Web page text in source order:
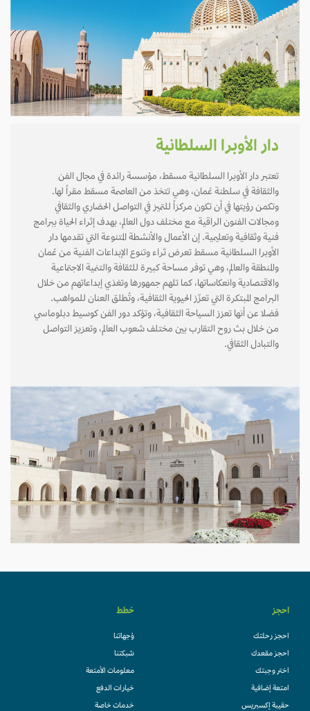
دار الأوبرا السلطانية
تعتبر دار الأوبرا السلطانية مسقط، مؤسسة رائدة في مجال الفن
والثقافة في سلطنة عُمان، وهي تتخذ من العاصمة مسقط مقراً لها.
وتكمن رؤيتها في أن تكون مركزاً للتميز في التواصل الحضاري والثقافي
ومجالات الفنون الراقية مع مختلف دول العالم، بهدف إثراء الحياة ببرامج
فنية وثقافية وتعليمية. إن الأعمال والأنشطة المتنوعة التي تقدمها دار
الأوبرا السلطانية مسقط تعرض ثراء وتنوع الإبداعات الفنية من عُمان
والمنطقة والعالم، وهي توفر مساحة كبيرة للثقافة والتنمية الاجتماعية
والاقتصادية وانعكاساتها، كما تلهم جمهورها وتغذي إبداعاتهم من خلال
البرامج المبتكرة التي تعزّز الحيوية الثقافية، وتُطلق العنان للمواهب.
فضلا عن أنها تعزز السياحة الثقافية، وتؤكد دور الفن كوسيط دبلوماسي
من خلال بث روح التقارب بين مختلف شعوب العالم، وتعزيز التواصل
والتبادل الثقافي.
احجز
احجز رحلتك
احجز مقعدك
اختر وجبتك
امتعة إضافية
حقيبة إكسبريس
خطط
وُجهاتنا
شبكتنا
معلومات الأمتعة
خيارات الدفع
خدمات خاصة